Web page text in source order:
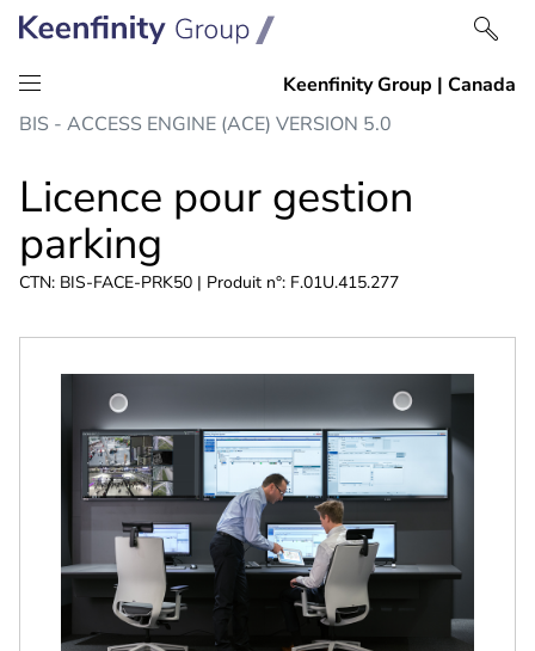
Passer
contenu
Passer
navigation
BIS - ACCESS ENGINE (ACE) VERSION 5.0
Licence pour gestion
parking
CTN: BIS-FACE-PRK50 | Produit n°: F.01U.415.277